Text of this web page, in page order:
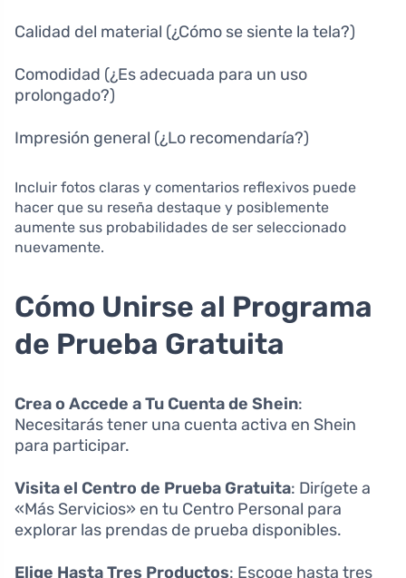
Calidad del material (¿Cómo se siente la tela?)
Comodidad (¿Es adecuada para un uso
prolongado?)
Impresión general (¿Lo recomendaría?)
Incluir fotos claras y comentarios reflexivos puede
hacer que su reseña destaque y posiblemente
aumente sus probabilidades de ser seleccionado
nuevamente.
Cómo Unirse al Programa
de Prueba Gratuita
Crea o Accede a Tu Cuenta de Shein:
Necesitarás tener una cuenta activa en Shein
para participar.
Visita el Centro de Prueba Gratuita: Dirígete a
«Más Servicios» en tu Centro Personal para
explorar las prendas de prueba disponibles.
Elige Hasta Tres Productos: Escoge hasta tres